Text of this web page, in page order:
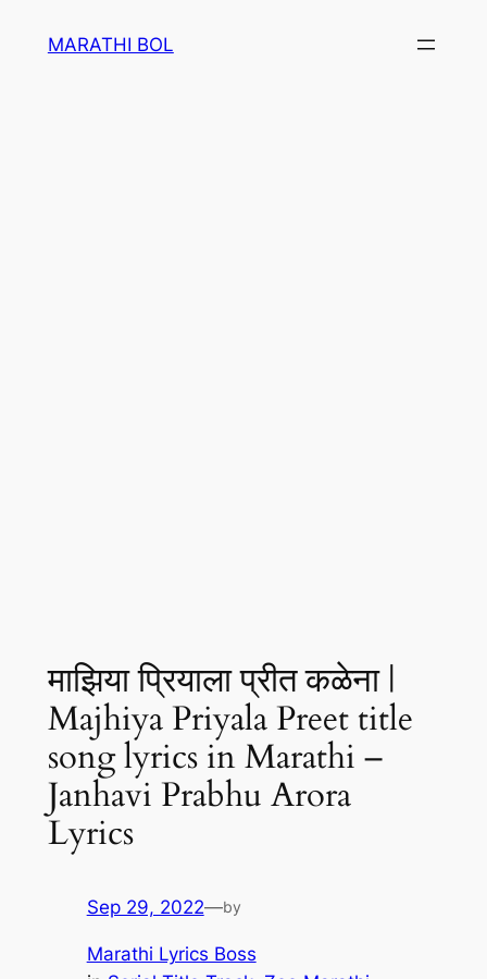
MARATHI BOL
माझिया प्रियाला प्रीत कळेना |
Majhiya Priyala Preet title
song lyrics in Marathi –
Janhavi Prabhu Arora
Lyrics
Sep 29, 2022—by
Marathi Lyrics Boss